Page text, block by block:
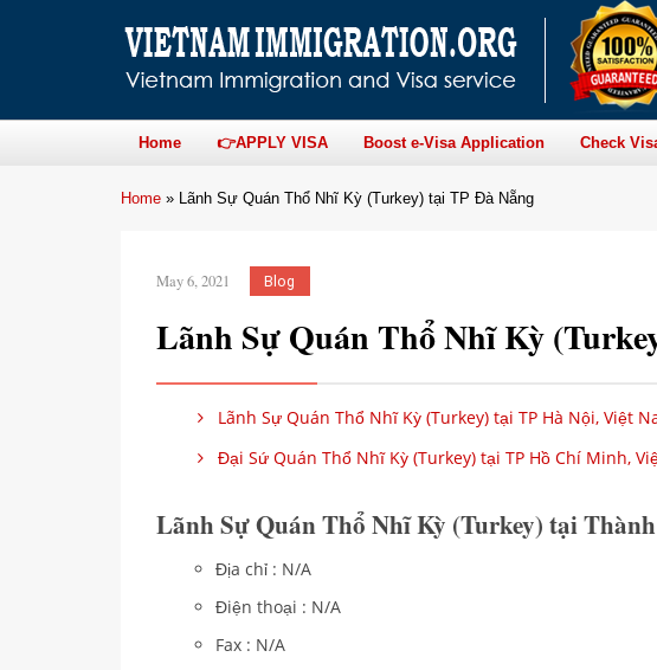
Home 👉APPLY VISA Boost e-Visa Application Check
Home » Lãnh Sự Quán Thổ Nhĩ Kỳ (Turkey) tại TP Đà Nẵng
May 6, 2021 Blog
Lãnh Sự Quán Thổ Nhĩ Kỳ
Lãnh Sự Quán Thổ Nhĩ Kỳ (Turkey) tại TP Hà Nội, Việt
Đại Sứ Quán Thổ Nhĩ Kỳ (Turkey) tại TP Hồ Chí Minh,
Lãnh Sự Quán Thổ Nhĩ Kỳ (Turkey) tại
Địa chỉ : N/A
Điện thoại : N/A
Fax : N/A